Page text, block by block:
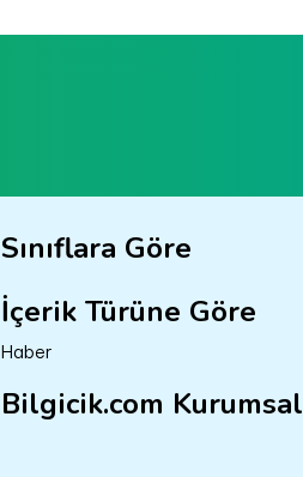
Sınıflara Göre
İçerik Türüne Göre
Haber
Bilgicik.com Kurumsal